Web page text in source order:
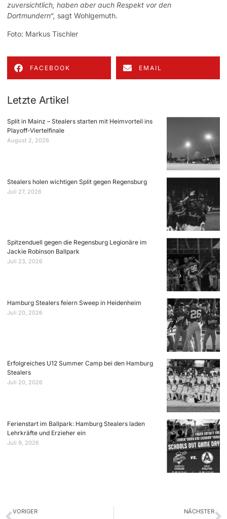
zuversichtlich, haben aber auch Respekt vor den
Dortmundern“, sagt Wohlgemuth.
Foto: Markus Tischler
FACEBOOK EMAIL
Letzte Artikel
Split in Mainz – Stealers starten mit Heimvorteil ins
Playoff-Viertelfinale
August 2, 2026
Stealers holen wichtigen Split gegen Regensburg
Juli 27, 2026
Spitzenduell gegen die Regensburg Legionäre im
Jackie Robinson Ballpark
Juli 23, 2026
Hamburg Stealers feiern Sweep in Heidenheim
Juli 20, 2026
Erfolgreiches U12 Summer Camp bei den Hamburg
Stealers
Juli 20, 2026
Ferienstart im Ballpark: Hamburg Stealers laden
Lehrkräfte und Erzieher ein
Juli 9, 2026
VORIGER NÄCHSTER